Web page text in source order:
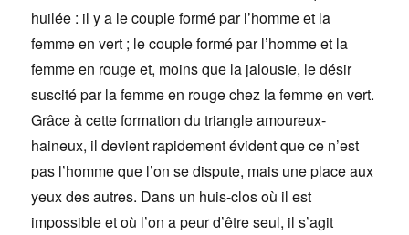
huilée : il y a le couple formé par l’homme et la
femme en vert ; le couple formé par l’homme et la
femme en rouge et, moins que la jalousie, le désir
suscité par la femme en rouge chez la femme en vert.
Grâce à cette formation du triangle amoureux-
haineux, il devient rapidement évident que ce n’est
pas l’homme que l’on se dispute, mais une place aux
yeux des autres. Dans un huis-clos où il est
impossible et où l’on a peur d’être seul, il s’agit